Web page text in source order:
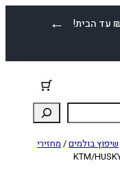
←
שיפוץ בולמים/ מחזירי